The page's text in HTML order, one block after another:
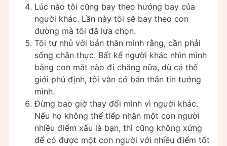
Lúc nào tôi cũng bay theo hướng bay của
người khác. Lần này tôi sẽ bay theo con
đường mà tôi đã lựa chọn.
Tôi tự nhủ với bản thân mình rằng, cần phải
sống chân thực. Bất kể người khác nhìn mình
bằng con mắt nào đi chăng nữa, dù cả thế
giới phủ định, tôi vẫn có bản thân tin tưởng
mình.
Đừng bao giờ thay đổi mình vì người khác.
Nếu họ không thể tiếp nhận một con người
nhiều điểm xấu là bạn, thì cũng không xứng
để có được một con người với nhiều điểm tốt